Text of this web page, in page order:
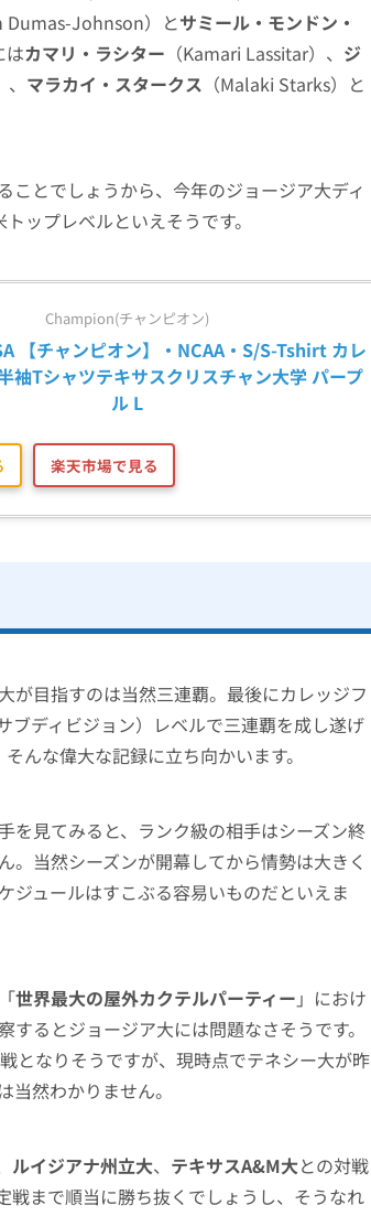
Dumas-Johnson）とサミール・モンドン・
はカマリ・ラシター （Kamari Lassitar）、 ジ
マラカイ・スタークス （Malaki Starks）と
ことでしょうから、今年のジョージア大ディ
ップレベルといえそうです。
Champion(チャンピオン)
【チャンピオン】・NCAA・S/S-Tshirt カレ
袖Tシャツテキサスクリスチャン大学 パープ
ル L
楽天市場で見る
が目指すのは当然三連覇。最後にカレッジフ
ブディビジョン）レベルで三連覇を成し遂げ
んな偉大な記録に立ち向かいます。
を見てみると、ランク級の相手はシーズン終
。当然シーズンが開幕してから情勢は大きく
ジュールはすこぶる容易いものだといえま
世界最大の屋外カクテルパーティー 」におけ
るとジョージア大には問題なさそうです。
となりそうですが、現時点でテネシー大が昨
然わかりません。
ルイジアナ州立大、 テキサスA&M大との対戦
戦まで順当に勝ち抜くでしょうし、そうなれ